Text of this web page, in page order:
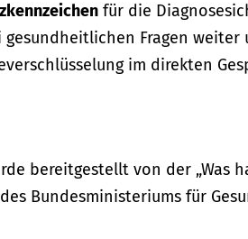
für die
Fragen
im direkten
bereitgestellt von der „Was
Bundesministeriums für